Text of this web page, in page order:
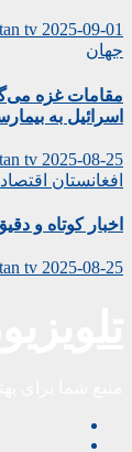
2025-09-01
tv
جهان
اسرائیل به
2025-08-25
tv
افغانستان
اخبار کوتاه و
2025-08-25
tv